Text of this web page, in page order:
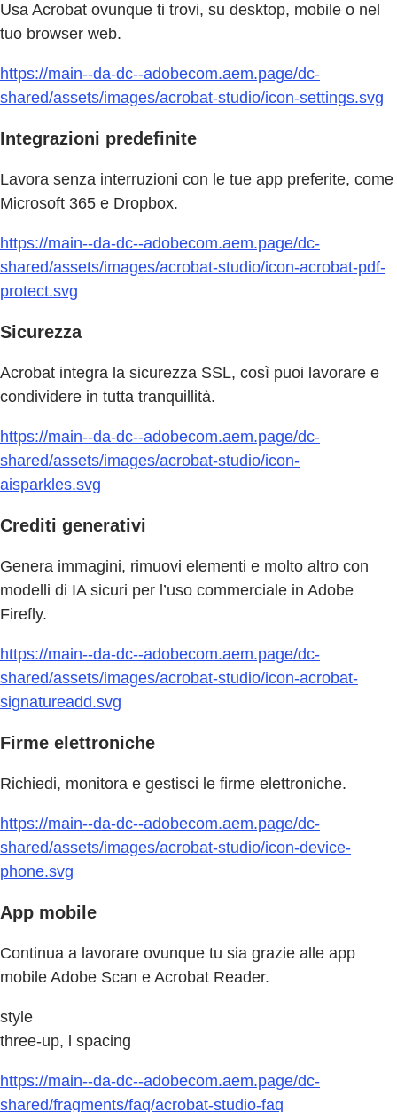
Usa Acrobat ovunque ti trovi, su desktop, mobile o nel
tuo browser web.
https://main--da-dc--adobecom.aem.page/dc-
shared/assets/images/acrobat-studio/icon-settings.svg
Integrazioni predefinite
Lavora senza interruzioni con le tue app preferite, come
Microsoft 365 e Dropbox.
https://main--da-dc--adobecom.aem.page/dc-
shared/assets/images/acrobat-studio/icon-acrobat-pdf-
protect.svg
Sicurezza
Acrobat integra la sicurezza SSL, così puoi lavorare e
condividere in tutta tranquillità.
https://main--da-dc--adobecom.aem.page/dc-
shared/assets/images/acrobat-studio/icon-
aisparkles.svg
Crediti generativi
Genera immagini, rimuovi elementi e molto altro con
modelli di IA sicuri per l’uso commerciale in Adobe
Firefly.
https://main--da-dc--adobecom.aem.page/dc-
shared/assets/images/acrobat-studio/icon-acrobat-
signatureadd.svg
Firme elettroniche
Richiedi, monitora e gestisci le firme elettroniche.
https://main--da-dc--adobecom.aem.page/dc-
shared/assets/images/acrobat-studio/icon-device-
phone.svg
App mobile
Continua a lavorare ovunque tu sia grazie alle app
mobile Adobe Scan e Acrobat Reader.
style
three-up, l spacing
https://main--da-dc--adobecom.aem.page/dc-
shared/fragments/faq/acrobat-studio-faq